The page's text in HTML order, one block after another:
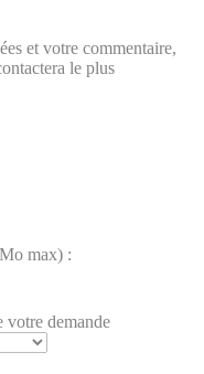
et votre commentaire,
le plus
max) :
votre demande